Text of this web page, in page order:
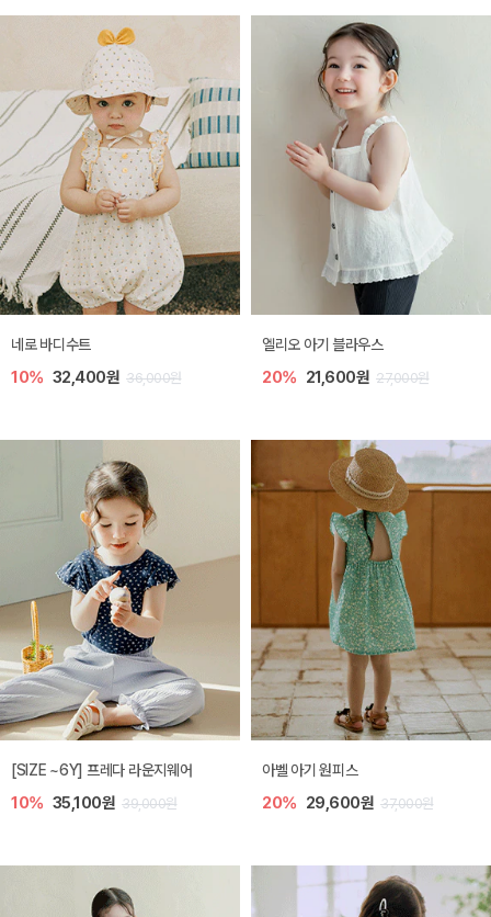
네로 바디수트
10% 32,400원 36,000원
엘리오 아기 블라우스
20% 21,600원 27,000원
[SIZE ~6Y] 프레다 라운지웨어
10% 35,100원 39,000원
아벨 아기 원피스
20% 29,600원 37,000원